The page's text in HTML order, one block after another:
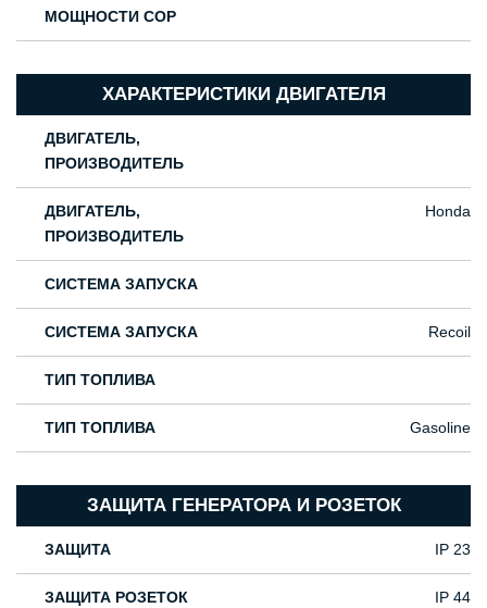
МОЩНОСТИ COP
ХАРАКТЕРИСТИКИ ДВИГАТЕЛЯ
ДВИГАТЕЛЬ,
ПРОИЗВОДИТЕЛЬ
ДВИГАТЕЛЬ,
ПРОИЗВОДИТЕЛЬ
Honda
СИСТЕМА ЗАПУСКА
СИСТЕМА ЗАПУСКА Recoil
ТИП ТОПЛИВА
ТИП ТОПЛИВА Gasoline
ЗАЩИТА ГЕНЕРАТОРА И РОЗЕТОК
ЗАЩИТА IP 23
ЗАЩИТА РОЗЕТОК IP 44